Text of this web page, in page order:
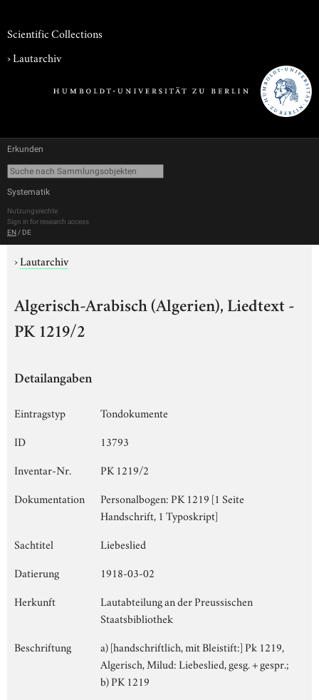
Scientific Collections
›Lautarchiv
Erkunden
Systematik
Nutzungsrechte
Sign in for research access
EN / DE
›Lautarchiv
Algerisch-Arabisch (Algerien), Liedtext -
PK 1219/2
Detailangaben
Eintragstyp
Tondokumente
ID
13793
Inventar-Nr.
PK 1219/2
Dokumentation
Personalbogen: PK 1219 [1 Seite
Handschrift, 1 Typoskript]
Sachtitel
Liebeslied
Datierung
1918-03-02
Herkunft
Lautabteilung an der Preussischen
Staatsbibliothek
Beschriftung
a) [handschriftlich, mit Bleistift:] Pk 1219,
Algerisch, Milud: Liebeslied, gesg. + gespr.;
b) PK 1219